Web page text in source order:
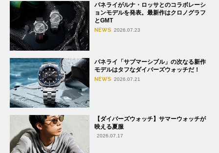
パネライがルナ・ロッサとのコラボレーシ
ョンモデルを発表。最新作はクロノグラフ
とGMT
NEWS 2026.07.23
パネライ「サブマーシブル」の次なる新作
モデルはタフなダイバーズウォッチだ！
NEWS 2026.07.21
【ダイバーズウォッチ】サマーウォッチが
映える夏服
2026.07.17